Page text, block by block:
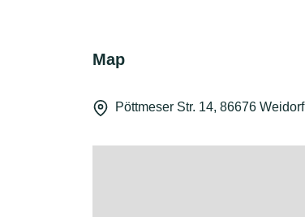
Map
Pöttmeser Str. 14, 86676 Weidorf